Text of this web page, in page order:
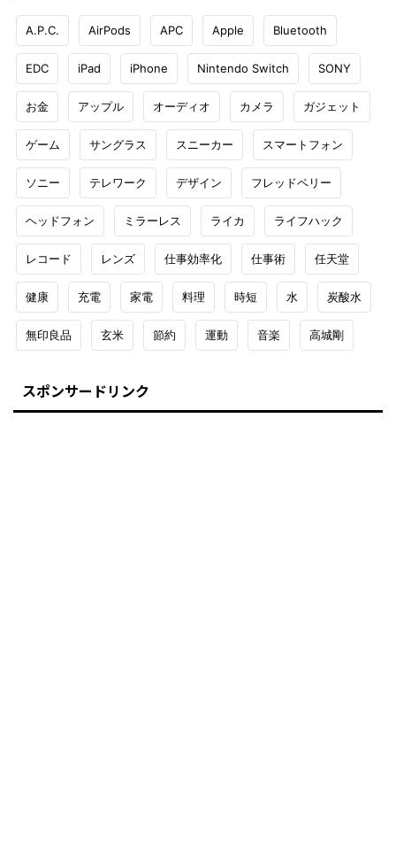
A.P.C. AirPods APC Apple Bluetooth
EDC iPad iPhone Nintendo Switch SONY
お金 アップル オーディオ カメラ ガジェット
ゲーム サングラス スニーカー スマートフォン
ソニー テレワーク デザイン フレッドペリー
ヘッドフォン ミラーレス ライカ ライフハック
レコード レンズ 仕事効率化 仕事術 任天堂
健康 充電 家電 料理 時短 水 炭酸水
無印良品 玄米 節約 運動 音楽 高城剛
スポンサードリンク